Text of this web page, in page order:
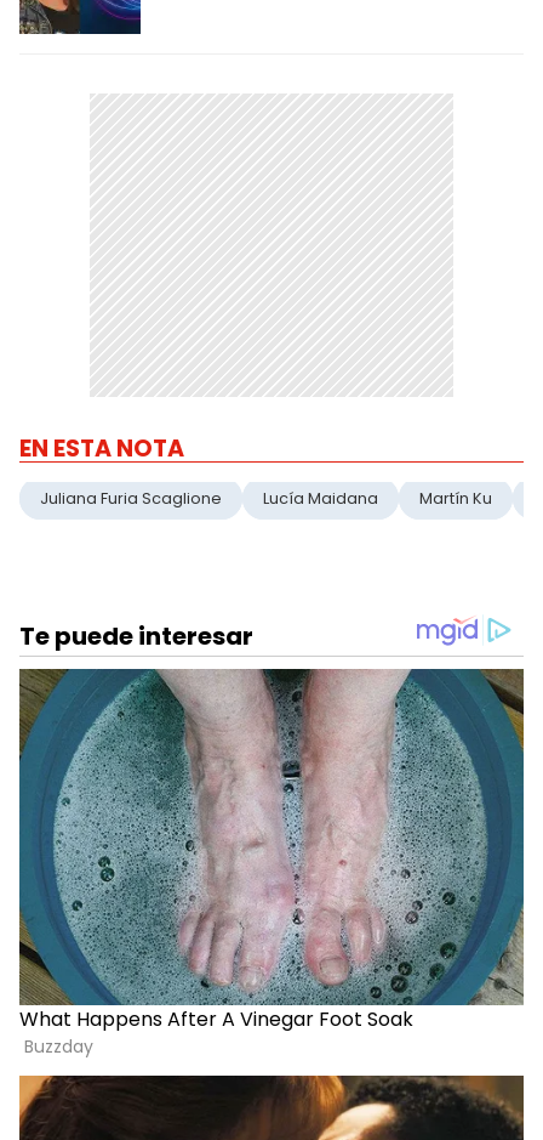
EN ESTA NOTA
Juliana Furia Scaglione Lucía Maidana Martín Ku